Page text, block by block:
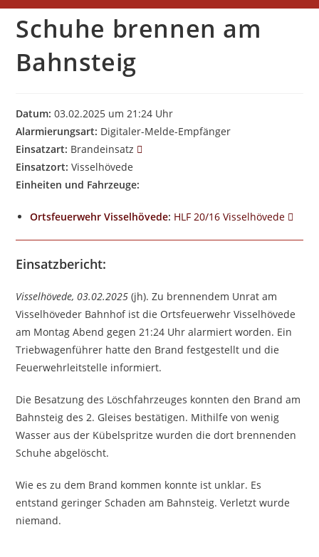
Schuhe brennen am
Bahnsteig
Datum: 03.02.2025 um 21:24 Uhr
Alarmierungsart: Digitaler-Melde-Empfänger
Einsatzart: Brandeinsatz
Einsatzort: Visselhövede
Einheiten und Fahrzeuge:
Ortsfeuerwehr Visselhövede: HLF 20/16 Visselhövede
Einsatzbericht:
Visselhövede, 03.02.2025 (jh). Zu brennendem Unrat am
Visselhöveder Bahnhof ist die Ortsfeuerwehr Visselhövede
am Montag Abend gegen 21:24 Uhr alarmiert worden. Ein
Triebwagenführer hatte den Brand festgestellt und die
Feuerwehrleitstelle informiert.
Die Besatzung des Löschfahrzeuges konnten den Brand am
Bahnsteig des 2. Gleises bestätigen. Mithilfe von wenig
Wasser aus der Kübelspritze wurden die dort brennenden
Schuhe abgelöscht.
Wie es zu dem Brand kommen konnte ist unklar. Es
entstand geringer Schaden am Bahnsteig. Verletzt wurde
niemand.